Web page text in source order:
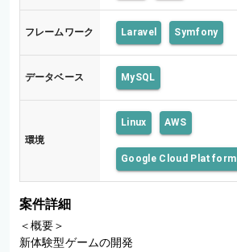
フレームワーク Laravel Symfony
データベース MySQL
環境
Linux AWS
Google Cloud Platform
案件詳細
＜概要＞
新体験型ゲームの開発